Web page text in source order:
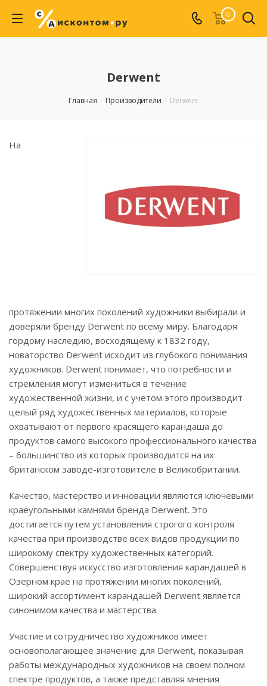
0
Derwent
Главная - Производители - Derwent
На
протяжении многих поколений художники выбирали и
доверяли бренду Derwent по всему миру. Благодаря
гордому наследию, восходящему к 1832 году,
новаторство Derwent исходит из глубокого понимания
художников. Derwent понимает, что потребности и
стремления могут измениться в течение
художественной жизни, и с учетом этого производит
целый ряд художественных материалов, которые
охватывают от первого красящего карандаша до
продуктов самого высокого профессионального качества
– большинство из которых производится на их
британском заводе-изготовителе в Великобритании.
Качество, мастерство и инновации являются ключевыми
краеугольными камнями бренда Derwent. Это
достигается путем установления строгого контроля
качества при производстве всех видов продукции по
широкому спектру художественных категорий.
Совершенствуя искусство изготовления карандашей в
Озерном крае на протяжении многих поколений,
широкий ассортимент карандашей Derwent является
синонимом качества и мастерства.
Участие и сотрудничество художников имеет
основополагающее значение для Derwent, показывая
работы международных художников на своем полном
спектре продуктов, а также представляя мнения